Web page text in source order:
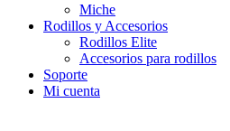
Miche
Rodillos y Accesorios
Rodillos Elite
Accesorios para rodillos
Soporte
Mi cuenta